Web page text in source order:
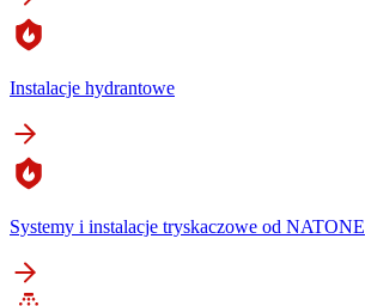
Instalacje hydrantowe
Systemy i instalacje tryskaczowe od NATONE